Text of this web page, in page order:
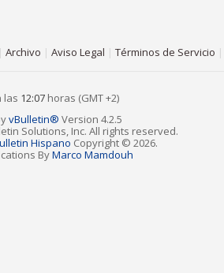
| Archivo | Aviso Legal | Términos de Servicio |
las 12:07 horas (GMT +2)
vBulletin® Version 4.2.5
Solutions, Inc. All rights reserved.
Hispano Copyright © 2026.
ByMarco Mamdouh